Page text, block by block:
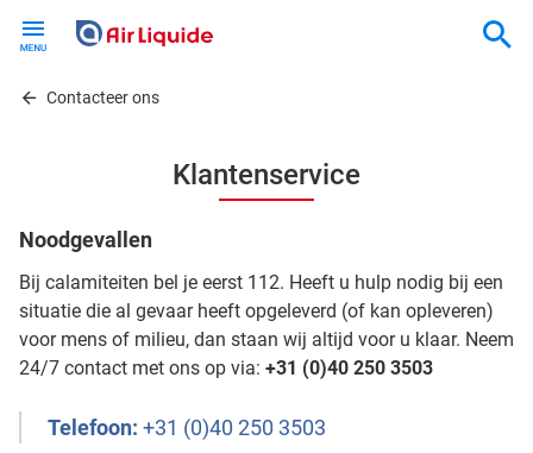
contentContacteer ons
Klantenservice
Noodgevallen
Bij calamiteiten bel je eerst 112. Heeft u hulp nodig bij een
situatie die al gevaar heeft opgeleverd (of kan opleveren)
voor mens of milieu, dan staan ​​wij altijd voor u klaar. Neem
24/7 contact met ons op via: +31 (0)40 250 3503
Telefoon:+31 (0)40 250 3503